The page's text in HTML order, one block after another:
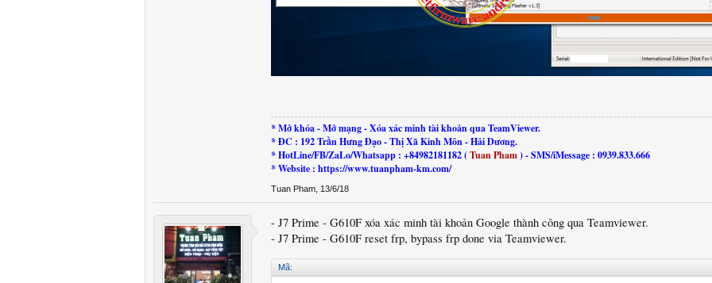
* Mở khóa - Mở mạng - Xóa xác minh tài khoản qua TeamViewer.
* ĐC : 192 Trần Hưng Đạo - Thị Xã Kinh Môn - Hải Dương.
* HotLine/FB/ZaLo/Whatsapp : +84982181182 (Tuan Pham) - SMS/iMessage : 0939.833.666
* Website : https://www.tuanpham-km.com/
Tuan Pham 13/6/18
- J7 Prime - G610F xóa xác minh tài khoản Google thành công qua Teamviewer.
- J7 Prime - G610F reset frp, bypass frp done via Teamviewer.
Mã: